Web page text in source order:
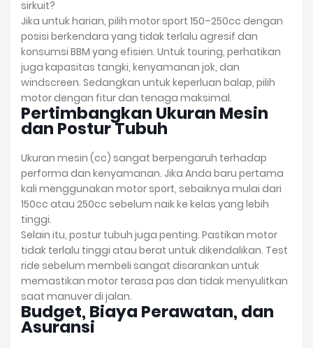
sirkuit?
Jika untuk harian, pilih motor sport 150–250cc dengan
posisi berkendara yang tidak terlalu agresif dan
konsumsi BBM yang efisien. Untuk touring, perhatikan
juga kapasitas tangki, kenyamanan jok, dan
windscreen. Sedangkan untuk keperluan balap, pilih
motor dengan fitur dan tenaga maksimal.
Pertimbangkan Ukuran Mesin
dan Postur Tubuh
Ukuran mesin (cc) sangat berpengaruh terhadap
performa dan kenyamanan. Jika Anda baru pertama
kali menggunakan motor sport, sebaiknya mulai dari
150cc atau 250cc sebelum naik ke kelas yang lebih
tinggi.
Selain itu, postur tubuh juga penting. Pastikan motor
tidak terlalu tinggi atau berat untuk dikendalikan. Test
ride sebelum membeli sangat disarankan untuk
memastikan motor terasa pas dan tidak menyulitkan
saat manuver di jalan.
Budget, Biaya Perawatan, dan
Asuransi